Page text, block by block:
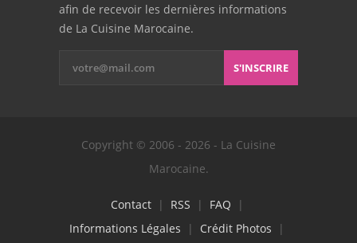
afin de recevoir les dernières informations
de La Cuisine Marocaine.
S'INSCRIRE
Copyright © 2006 - 2026 - La Cuisine
Marocaine.
Contact| RSS | FAQ |
Informations Légales | Crédit Photos |